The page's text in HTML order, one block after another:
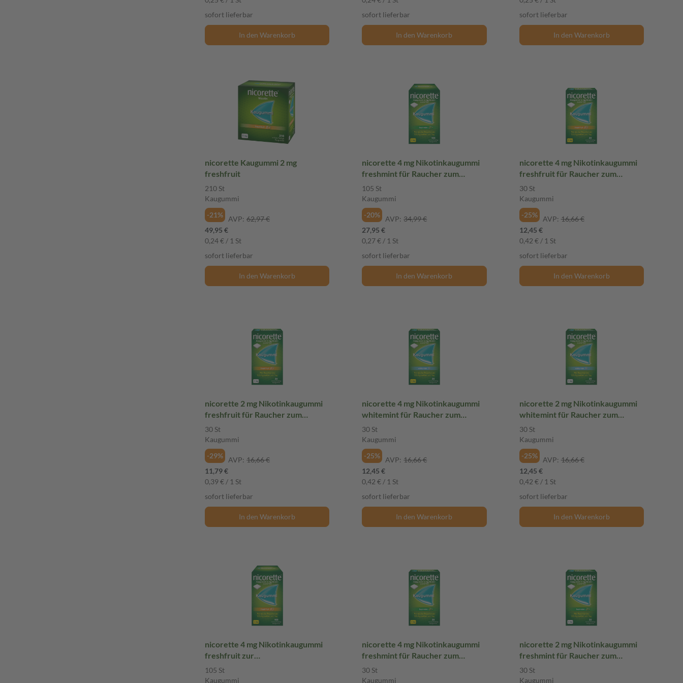
sofort lieferbar
In den Warenkorb
sofort lieferbar
In den Warenkorb
sofort lieferbar
In den Warenkorb
nicorette Kaugummi 2 mg
freshfruit
210 St
Kaugummi
-21%
AVP: 62,97 €
49,95 €
0,24 € / 1 St
sofort lieferbar
In den Warenkorb
nicorette 4 mg Nikotinkaugummi
freshmint für Raucher zum
Aufhören
105 St
Kaugummi
-20%
AVP: 34,99 €
27,95 €
0,27 € / 1 St
sofort lieferbar
In den Warenkorb
nicorette 4 mg Nikotinkaugummi
freshfruit für Raucher zum
Aufhören
30 St
Kaugummi
-25%
AVP: 16,66 €
12,45 €
0,42 € / 1 St
sofort lieferbar
In den Warenkorb
nicorette 2 mg Nikotinkaugummi
freshfruit für Raucher zum
Aufhören
30 St
Kaugummi
-29%
AVP: 16,66 €
11,79 €
0,39 € / 1 St
sofort lieferbar
In den Warenkorb
nicorette 4 mg Nikotinkaugummi
whitemint für Raucher zum
Aufhören
30 St
Kaugummi
-25%
AVP: 16,66 €
12,45 €
0,42 € / 1 St
sofort lieferbar
In den Warenkorb
nicorette 2 mg Nikotinkaugummi
whitemint für Raucher zum
Aufhören
30 St
Kaugummi
-25%
AVP: 16,66 €
12,45 €
0,42 € / 1 St
sofort lieferbar
In den Warenkorb
nicorette 4 mg Nikotinkaugummi
freshfruit zur
Raucherentwöhnung 105 St
Kaugummi
105 St
Kaugummi
nicorette 4 mg Nikotinkaugummi
freshmint für Raucher zum
Aufhören
30 St
Kaugummi
nicorette 2 mg Nikotinkaugummi
freshmint für Raucher zum
Aufhören
30 St
Kaugummi